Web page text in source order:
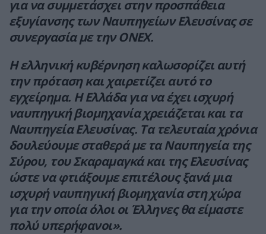
για να συμμετάσχει στην προσπάθεια
εξυγίανσης των Ναυπηγείων Ελευσίνας σε
συνεργασία με την ΟNEX.
H ελληνική κυβέρνηση καλωσορίζει αυτή
την πρόταση και χαιρετίζει αυτό το
εγχείρημα. Η Ελλάδα για να έχει ισχυρή
ναυπηγική βιομηχανία χρειάζεται και τα
Ναυπηγεία Ελευσίνας. Τα τελευταία χρόνια
δουλεύουμε σταθερά με τα Ναυπηγεία της
Σύρου, του Σκαραμαγκά και της Ελευσίνας
ώστε να φτιάξουμε επιτέλους ξανά μια
ισχυρή ναυπηγική βιομηχανία στη χώρα
για την οποία όλοι οι Έλληνες θα είμαστε
πολύ υπερήφανοι».